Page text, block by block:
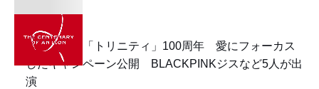
カルティエ「トリニティ」100周年 愛にフォーカス
したキャンペーン公開 BLACKPINKジスなど5人が出
演